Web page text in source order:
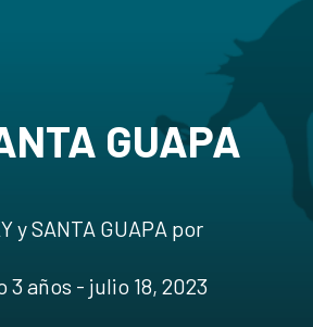
GUAPA
y SANTA GUAPA por
años - julio 18, 2023